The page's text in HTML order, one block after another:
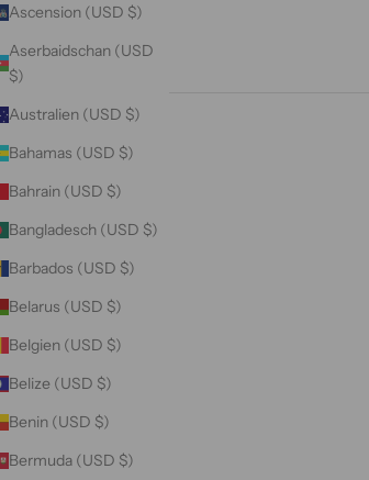
Ascension (USD $)
Aserbaidschan (USD
$)
Australien (USD $)
Bahamas (USD $)
Bahrain (USD $)
Bangladesch (USD $)
Barbados (USD $)
Belarus (USD $)
Belgien (USD $)
Belize (USD $)
Benin (USD $)
Bermuda (USD $)